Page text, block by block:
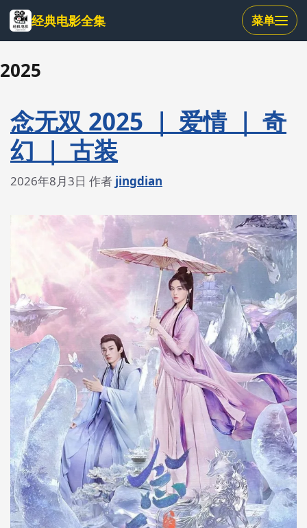
跳
到
主
内
经典电影全集 菜单
2025
念无双 2025 ｜ 爱情 ｜ 奇
幻 ｜ 古装
2026年8月3日 作者 jingdian